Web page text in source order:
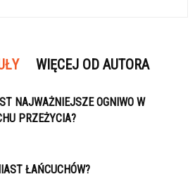
WIĘCEJ OD AUTORA
NAJWAŻNIEJSZE OGNIWO W
PRZEŻYCIA?
ŁAŃCUCHÓW?